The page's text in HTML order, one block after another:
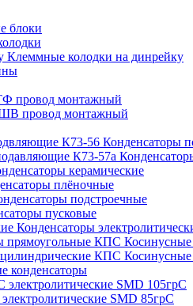
блоки
Клеммные колодки на динрейку
провод монтажный
провод монтажный
К73-56 Конденсаторы
К73-57а
керамические
плёночные
подстроечные
пусковые
Конденсаторы
КПС Косинусные
КПС Косинусные
конденсаторы
электролитические SMD 105грС
электролитические SMD 85грС